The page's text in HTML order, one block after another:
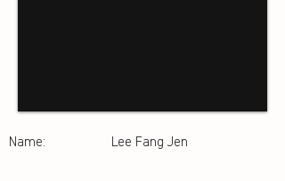
Name: Lee Fang Jen